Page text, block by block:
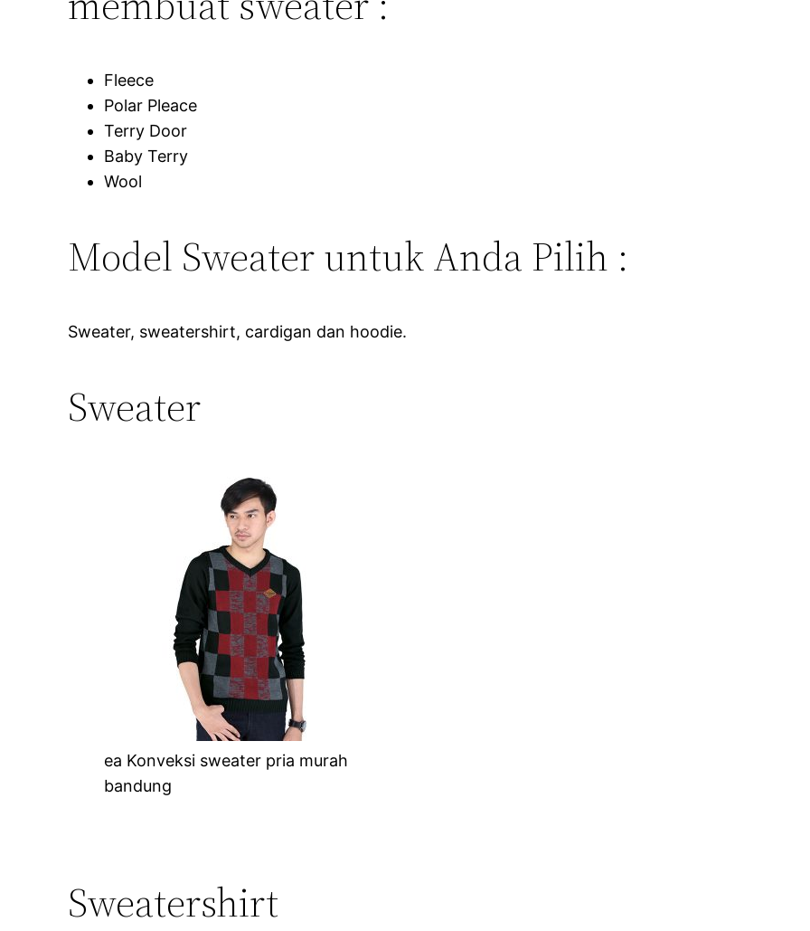
Fleece
Polar Pleace
Terry Door
Baby Terry
Wool
Model Sweater untuk Anda Pilih :
Sweater, sweatershirt, cardigan dan hoodie.
Sweater
ea Konveksi sweater pria murah
bandung
Sweatershirt